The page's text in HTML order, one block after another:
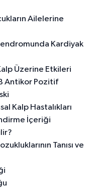
Ailelerine
Kardiyak
Üzerine Etkileri
Antikor Pozitif
Kalp Hastalıkları
İçeriği
Tanısı ve